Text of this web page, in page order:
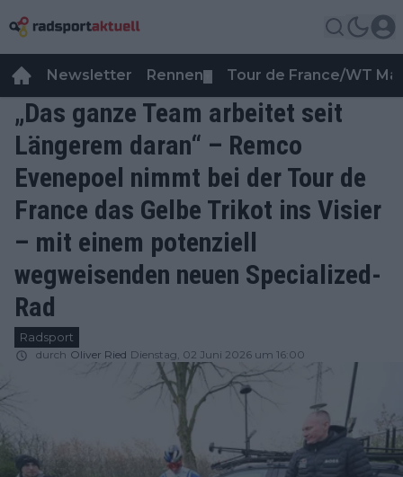
Newsletter Rennen Tour de France/WT
„Das ganze Team arbeitet seit
Längerem daran“ – Remco
Evenepoel nimmt bei der Tour de
France das Gelbe Trikot ins Visier
– mit einem potenziell
wegweisenden neuen Specialized-
Rad
Radsport
durch Oliver Ried Dienstag, 02 Juni 2026 um 16:00